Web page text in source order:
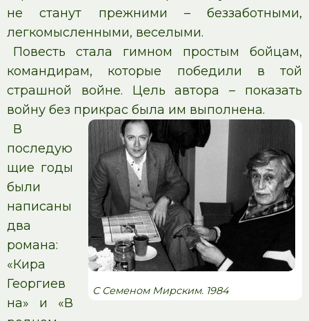
не станут прежними – беззаботными,
легкомысленными, веселыми.
Повесть стала гимном простым бойцам,
командирам, которые победили в той
страшной войне. Цель автора – показать
войну без прикрас была им выполнена.
С Семеном Мирским. 1984
В
последую
щие годы
были
написаны
два
романа:
«Кира
Георгиев
на» и «В